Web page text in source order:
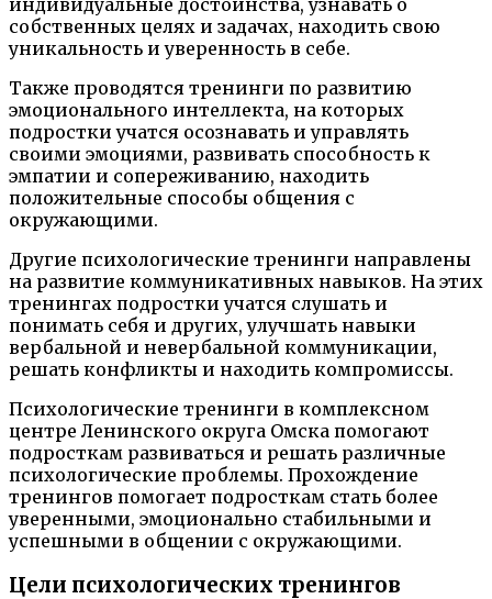
индивидуальные достоинства, узнавать о
собственных целях и задачах, находить свою
уникальность и уверенность в себе.
Также проводятся тренинги по развитию
эмоционального интеллекта, на которых
подростки учатся осознавать и управлять
своими эмоциями, развивать способность к
эмпатии и сопереживанию, находить
положительные способы общения с
окружающими.
Другие психологические тренинги направлены
на развитие коммуникативных навыков. На этих
тренингах подростки учатся слушать и
понимать себя и других, улучшать навыки
вербальной и невербальной коммуникации,
решать конфликты и находить компромиссы.
Психологические тренинги в комплексном
центре Ленинского округа Омска помогают
подросткам развиваться и решать различные
психологические проблемы. Прохождение
тренингов помогает подросткам стать более
уверенными, эмоционально стабильными и
успешными в общении с окружающими.
Цели психологических тренингов